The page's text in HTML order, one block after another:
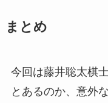
まとめ
今回は藤井聡太棋
とあるのか、意外